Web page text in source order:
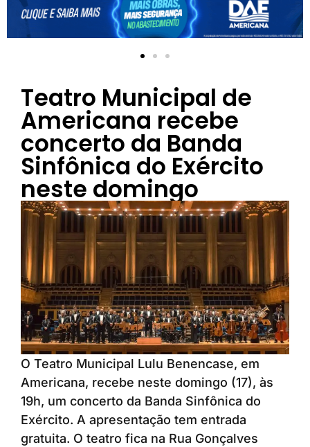
Teatro Municipal de
Americana recebe
concerto da Banda
Sinfônica do Exército
neste domingo
O Teatro Municipal Lulu Benencase, em
Americana, recebe neste domingo (17), às
19h, um concerto da Banda Sinfônica do
Exército. A apresentação tem entrada
gratuita. O teatro fica na Rua Gonçalves